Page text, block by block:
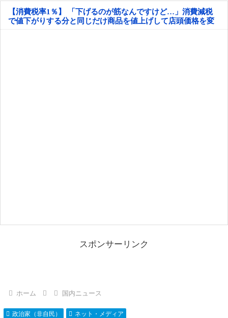
【消費税率1％】 「下げるのが筋なんですけど…」消費減税
で値下がりする分と同じだけ商品を値上げして店頭価格を変
えない店も
スポンサーリンク
ホーム 国内ニュース
政治家（非自民） ネット・メディア